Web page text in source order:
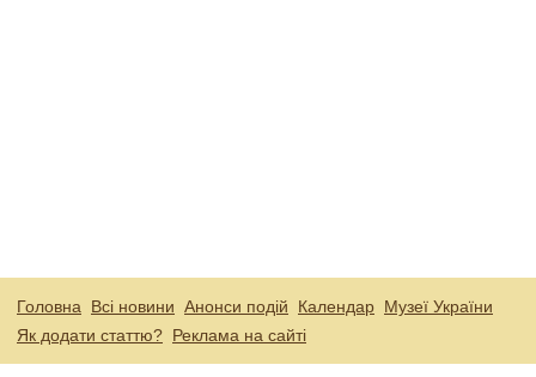
Головна Всі новини Анонси подій Календар Музеї України
Як додати статтю? Реклама на сайті